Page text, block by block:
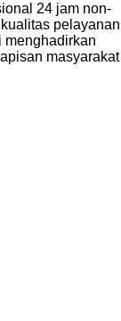
24 jam non-
pelayanan
menghadirkan
masyarakat